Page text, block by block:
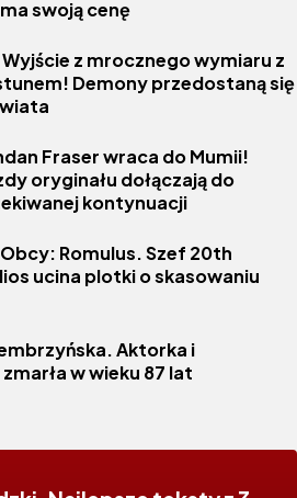
swoją cenę
z mrocznego wymiaru z
Demony przedostaną się
Fraser wraca do Mumii!
oryginału dołączają do
kontynuacji
Romulus. Szef 20th
ucina plotki o skasowaniu
Aktorka i
w wieku 87 lat